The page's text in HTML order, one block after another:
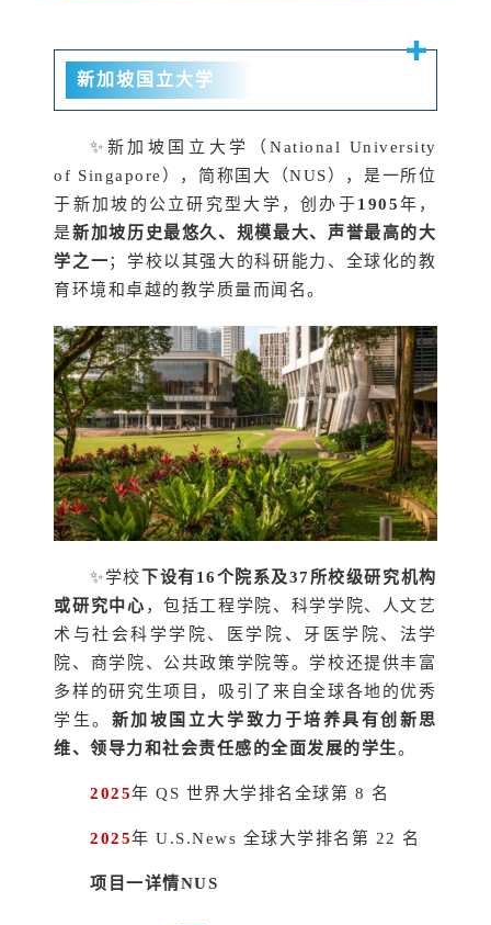
新加坡国立大学
✨新加坡国立大学（National University
of Singapore），简称国大（NUS），是一所位
于新加坡的公立研究型大学，创办于1905年，
是新加坡历史最悠久、规模最大、声誉最高的大
学之一；学校以其强大的科研能力、全球化的教
育环境和卓越的教学质量而闻名。
✨学校下设有16个院系及37所校级研究机构
或研究中心 ，包括工程学院、科学学院、人文艺
术与社会科学学院、医学院、牙医学院、法学
院、商学院、公共政策学院等。学校还提供丰富
多样的研究生项目，吸引了来自全球各地的优秀
学生。 新加坡国立大学致力于培养具有创新思
维、领导力和社会责任感的全面发展的学生。
2025年 QS 世界大学排名全球第 8 名
2025年 U.S.News 全球大学排名第 22 名
项目一详情NUS